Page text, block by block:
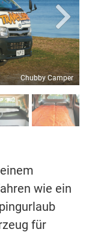
Chubby Camper
wie ein
für